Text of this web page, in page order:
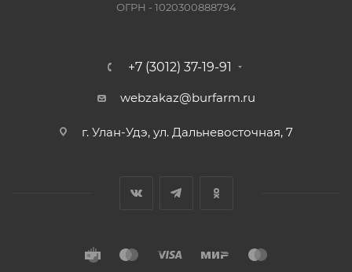
ОГРН - 1020300888794
+7 (3012) 37-19-91
webzakaz@burfarm.ru
г. Улан-Удэ, ул. Дальневосточная, 7